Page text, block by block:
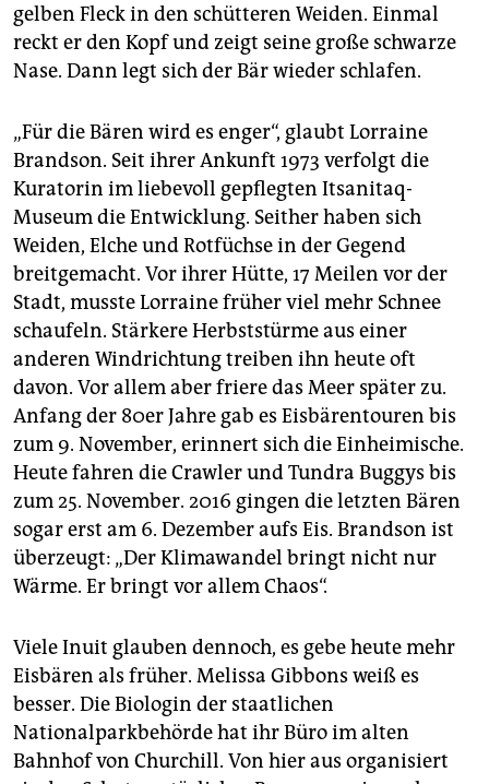
UnterkunftLazy Bear Lodge, Übernachtungen sowie
Komplettarrangements mit Charterflügen. Frontiers
Northbietet bei seinen Komplettangeboten auch
als einziges ganzjährig geöffnet. Alle Angebote
möglichst frühzeitig buchen!
VeranstalterSK-Touristik bietet eine 6-tägige
Eisbärentour. DZ ab/bis Winnipeg ab 3.532
Euro/Person.
Information www.everythingchurchill.com
gelben Fleck in den schütteren Weiden. Einmal
reckt er den Kopf und zeigt seine große schwarze
Nase. Dann legt sich der Bär wieder schlafen.
„Für die Bären wird es enger“, glaubt Lorraine
Brandson. Seit ihrer Ankunft 1973 verfolgt die
Kuratorin im liebevoll gepflegten Itsanitaq-
Museum die Entwicklung. Seither haben sich
Weiden, Elche und Rotfüchse in der Gegend
breitgemacht. Vor ihrer Hütte, 17 Meilen vor der
Stadt, musste Lorraine früher viel mehr Schnee
schaufeln. Stärkere Herbststürme aus einer
anderen Windrichtung treiben ihn heute oft
davon. Vor allem aber friere das Meer später zu.
Anfang der 80er Jahre gab es Eisbärentouren bis
zum 9. November, erinnert sich die Einheimische.
Heute fahren die Crawler und Tundra Buggys bis
zum 25. November. 2016 gingen die letzten Bären
sogar erst am 6. Dezember aufs Eis. Brandson ist
überzeugt: „Der Klimawandel bringt nicht nur
Wärme. Er bringt vor allem Chaos“.
Viele Inuit glauben dennoch, es gebe heute mehr
Eisbären als früher. Melissa Gibbons weiß es
besser. Die Biologin der staatlichen
Nationalparkbehörde hat ihr Büro im alten
Bahnhof von Churchill. Von hier aus organisiert